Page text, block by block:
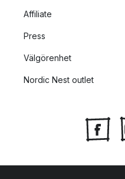
Affiliate
Press
Välgörenhet
Nordic Nest outlet